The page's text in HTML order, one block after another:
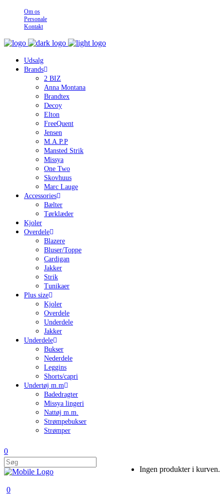
Om os
Personale
Kontakt
Udsalg
Brands
2 BIZ
Anna Montana
Brandtex
Decoy
Elton
FreeQuent
Jensen
M.A.P.P
Mansted Strik
Missya
One Two
Skovhuus
Marc Lauge
Accessories
Bælter
Tørklæder
Kjoler
Overdele
Blazere
Bluser/Toppe
Cardigan
Jakker
Strik
Tunikaer
Plus size
Kjoler
Overdele
Underdele
Jakker
Underdele
Bukser
Nederdele
Leggins
Shorts/capri
Undertøj m.m
Badedragter
Missya lingeri
Nattøj m.m.
Strømpebukser
Strømper
0
Ingen produkter i kurven.
0